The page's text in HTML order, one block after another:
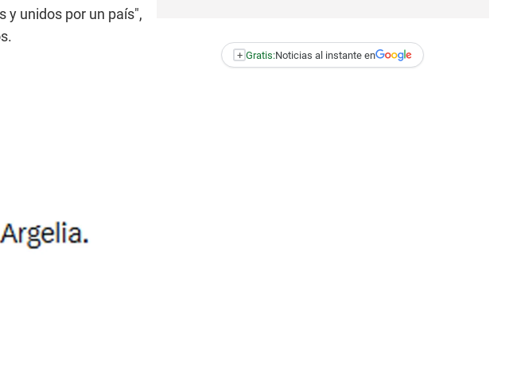
y unidos por un país",
+ Gratis:Noticias al instante en